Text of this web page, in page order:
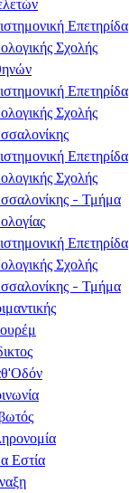
Επετηρίδα
Σχολής
Επετηρίδα
Σχολής
Επετηρίδα
Σχολής
- Τμήμα
Επετηρίδα
Σχολής
- Τμήμα
Εστία